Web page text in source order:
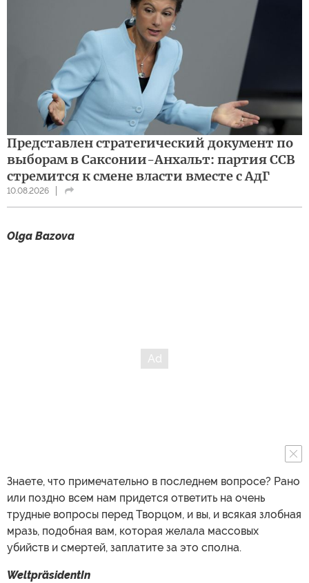
Представлен стратегический документ по
выборам в Саксонии-Анхальт: партия ССВ
стремится к смене власти вместе с АдГ
10.08.2026
Olga Bazova
Знаете, что примечательно в последнем вопросе? Рано
или поздно всем нам придется ответить на очень
трудные вопросы перед Творцом, и вы, и всякая злобная
мразь, подобная вам, которая желала массовых
убийств и смертей, заплатите за это сполна.
WeltpräsidentIn